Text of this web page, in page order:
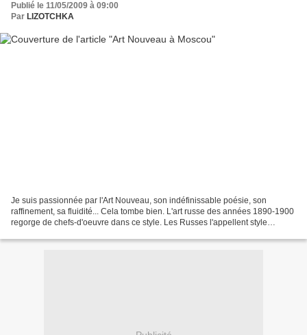
Publié le 11/05/2009 à 09:00
Par LIZOTCHKA
Je suis passionnée par l'Art Nouveau, son indéfinissable poésie, son
raffinement, sa fluidité... Cela tombe bien. L'art russe des années 1890-1900
regorge de chefs-d'oeuvre dans ce style. Les Russes l'appellent style